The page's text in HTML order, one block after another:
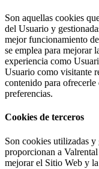
Son aquellas cookies
del Usuario y
mejor funcionamiento
se emplea para mejorar
experiencia como
Usuario como visitante
contenido para ofrecerle
preferencias.
Cookies de terceros
Son cookies utilizadas y
proporcionan a Valrental
mejorar el Sitio Web y